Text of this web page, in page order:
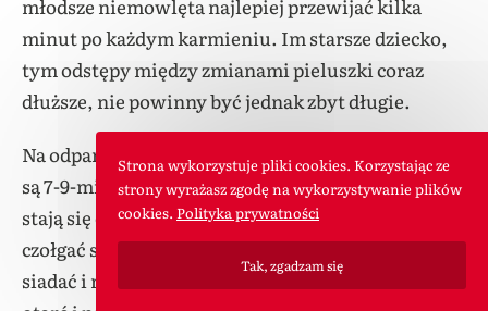
młodsze niemowlęta najlepiej przewijać kilka
minut po każdym karmieniu. Im starsze dziecko,
tym odstępy między zmianami pieluszki coraz
dłuższe, nie powinny być jednak zbyt długie.
Na odparzenia pieluszkowe szczególnie narażone
są 7-9-miesięczne niemowlęta. Dzieci w tym wieku
stają się coraz bardziej aktywne. Zaczynają pełzać,
czołgać się, obracać wokół własnej osi, w końcu
siadać i raczkować, co może sprzyjać powstawaniu
Strona wykorzystuje pliki cookies. Korzystając ze
strony wyrażasz zgodę na wykorzystywanie plików
cookies. Polityka prywatności
Tak, zgadzam się